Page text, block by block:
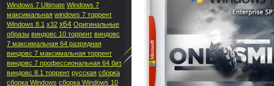
Windows 7 Ultimate Windows 7
максимальная windows 7 торрент
Windows 8.1 x32 x64 Оригинальные
образы виндовс 10 торрент виндовс
7 максимальная 64 разрядная
виндовс 7 максимальная торрент
виндовс 7 профессиональная 64 бит
виндовс 8.1 торрент русская сборка
сборка Windows сборка Windows 10